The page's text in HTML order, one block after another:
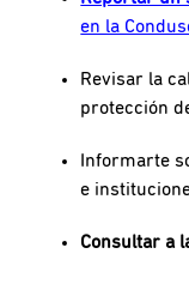
en la
Revisar la
protección
Informarte
e
Consultar a